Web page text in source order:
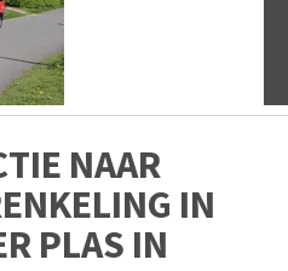
NAAR
IN
PLAS IN